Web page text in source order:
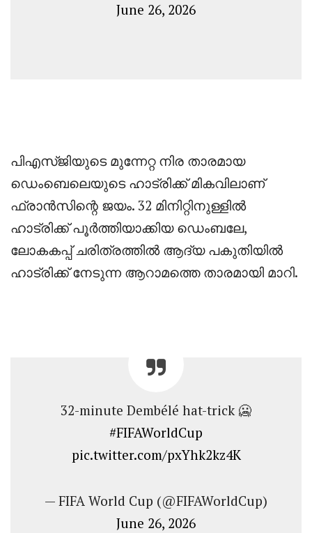
June 26, 2026
‎പിഎസ്‌ജിയുടെ മുന്നേറ്റ നിര താരമായ
ഡെംബെലെയുടെ ഹാട്രിക്ക് മികവിലാണ്
ഫ്രാൻസിന്റെ ജയം. 32 മിനിറ്റിനുള്ളിൽ
ഹാട്രിക്ക് പൂർത്തിയാക്കിയ ഡെംബലേ,
ലോകകപ്പ് ചരിത്രത്തിൽ ആദ്യ പകുതിയിൽ
ഹാട്രിക്ക് നേടുന്ന ആറാമത്തെ താരമായി മാറി.
32-minute Dembélé hat-trick 🥶
#FIFAWorldCup
pic.twitter.com/pxYhk2kz4K
— FIFA World Cup (@FIFAWorldCup)
June 26, 2026